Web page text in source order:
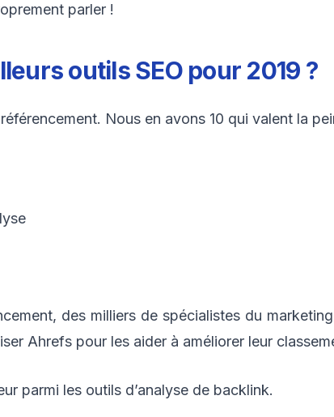
parler !
outils SEO pour 2019 ?
Nous en avons 10 qui valent la
des milliers de spécialistes du
Ahrefs pour les aider à améliorer leur
parmi les outils d’analyse de backlink.